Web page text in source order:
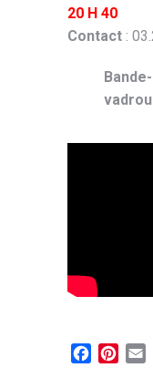
20 H 40
Contact :